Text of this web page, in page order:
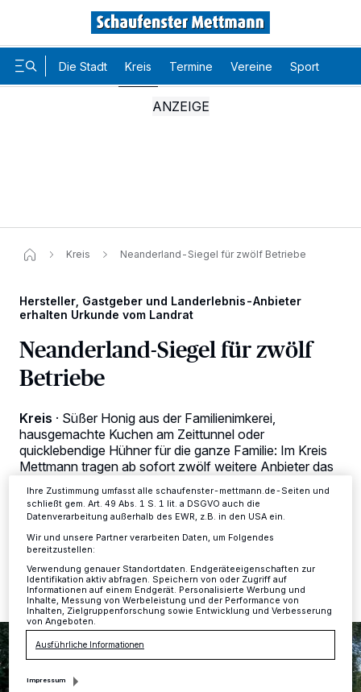
Die Stadt Kreis Termine Vereine Sport
Kreis Neanderland-Siegel für zwölf Betriebe
Hersteller, Gastgeber und Landerlebnis-Anbieter
erhalten Urkunde vom Landrat
Neanderland-Siegel für zwölf
Betriebe
Kreis · Süßer Honig aus der Familienimkerei,
hausgemachte Kuchen am Zeittunnel oder
quicklebendige Hühner für die ganze Familie: Im Kreis
Mettmann tragen ab sofort zwölf weitere Anbieter das
10.09.2020 , 15:20 Uhr
personenbezogene Daten wie Browserdaten oder eindeutige
Kennungen auf Ihrem Gerät zu. Durch Auswahl von OK aktivieren Sie
Tracking-Technologien für die unter „Wir und unsere Partner
verarbeiten Daten, um Ihnen Dienste bereitzustellen“ aufgeführten
dieses Menü jederzeit wieder aufrufen, um Ihre Einstellungen zu
ändern oder Ihre Einwilligung zu widerrufen, indem Sie auf den Link
Einstellungen oder Ablehnen am unteren Rand der Webseite klicken.
Ihre Einstellungen gelten innerhalb unseres Website. Weitere
Informationen finden Sie in unserer Datenschutzerklärung.
Ihre Zustimmung umfasst alle schaufenster-mettmann.de-Seiten und
schließt gem. Art. 49 Abs. 1 S. 1 lit. a DSGVO auch die
Datenverarbeitung außerhalb des EWR, z.B. in den USA ein.
Wir und unsere Partner verarbeiten Daten, um Folgendes
bereitzustellen:
Verwendung genauer Standortdaten. Endgeräteeigenschaften zur
Identifikation aktiv abfragen. Speichern von oder Zugriff auf
Informationen auf einem Endgerät. Personalisierte Werbung und
Inhalte, Messung von Werbeleistung und der Performance von
Inhalten, Zielgruppenforschung sowie Entwicklung und Verbesserung
von Angeboten.
Ausführliche Informationen
Impressum